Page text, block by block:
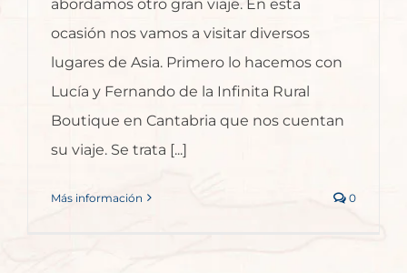
abordamos otro gran viaje. En esta
ocasión nos vamos a visitar diversos
lugares de Asia. Primero lo hacemos con
Lucía y Fernando de la Infinita Rural
Boutique en Cantabria que nos cuentan
su viaje. Se trata [...]
Más información 0